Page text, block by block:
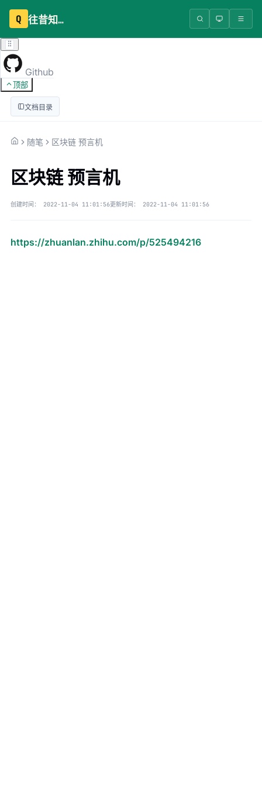
Q 往昔知识库
Github
顶部
文档目录
随笔 区块链 预言机
区块链 预言机
创建时间： 2022-11-04 11:01:56更新时间： 2022-11-04 11:01:56
https://zhuanlan.zhihu.com/p/525494216